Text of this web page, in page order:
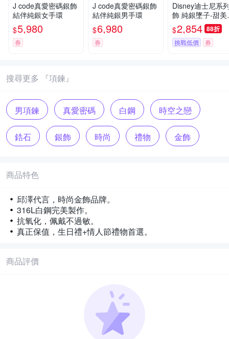
J code真愛密碼銀飾
結伴純銀女手環
$5,980
券
J code真愛密碼銀飾
結伴純銀男手環
$6,980
券
Disney迪士尼系
飾 純銀墜子-甜美
妮款 送項鍊
$2,854 88折
挑戰低價 券
搜尋更多 『項鍊』
男項鍊 真愛密碼 白鋼 時空之戀
鋯石 銀飾 時尚 禮物 金飾
商品特色
邱澤代言，時尚金飾品牌。
316L白鋼完美製作。
抗氧化，佩戴不過敏。
真正保值，生日禮+情人節禮物首選。
商品評價